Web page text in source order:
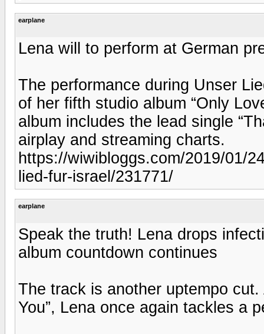
earplane
Lena will to perform at German
The performance during Unser
of her fifth studio album “Only
album includes the lead single
airplay and streaming charts.
https://wiwibloggs.com/2019/01/
lied-fur-israel/231771/
earplane
Speak the truth! Lena drops
album countdown continues
The track is another uptempo
You”, Lena once again tackles a